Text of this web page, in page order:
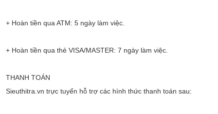
+ Hoàn tiền qua ATM: 5 ngày làm việc.
+ Hoàn tiền qua thẻ VISA/MASTER: 7 ngày làm việc.
THANH TOÁN
Sieuthitra.vn trực tuyến hỗ trợ các hình thức thanh toán sau: